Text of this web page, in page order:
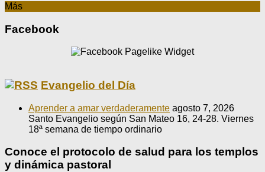
Más
Facebook
Evangelio del Día
Aprender a amar verdaderamente agosto 7, 2026
Santo Evangelio según San Mateo 16, 24-28. Viernes
18ª semana de tiempo ordinario
Conoce el protocolo de salud para los templos
y dinámica pastoral